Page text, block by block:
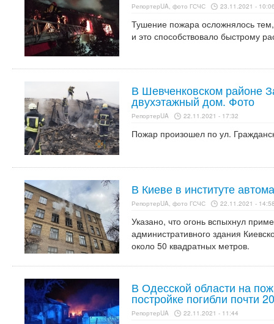
РепортерUA, фото ГСЧС 23.11.2021 -
Тушение пожара осложнялось
и это способствовало быстрому
В Шевченковском районе
двухэтажный дом. Фото
РепортерUA 22.11.2021 - 17:32
Пожар произошел по ул.
В Киеве в институте
РепортерUA, фото ГСЧС 22.11.2021 -
Указано, что огонь вспыхнул
административного здания
около 50 квадратных метров.
В Одесской области на
постройке погибли почти
РепортерUA 22.11.2021 - 11:44